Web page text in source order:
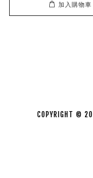
加入購物車
COPYRIGHT ©